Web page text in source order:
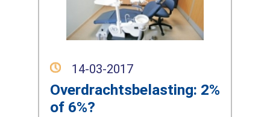
14-03-2017
Overdrachtsbelasting: 2%
of 6%?